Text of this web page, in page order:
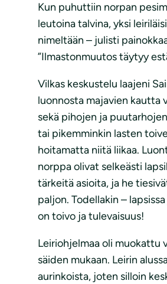
Kun puhuttiin norpan
leutoina talvina, yksi
nimeltään – julisti
”Ilmastonmuutos täytyy
Vilkas keskustelu laajeni
luonnosta majavien kautta
sekä pihojen ja
tai pikemminkin lasten
hoitamatta niitä liikaa.
norppa olivat selkeästi
tärkeitä asioita, ja he
paljon. Todellakin –
on toivo ja tulevaisuus!
Leiriohjelmaa oli muokattu
säiden mukaan. Leirin
aurinkoista, joten silloin